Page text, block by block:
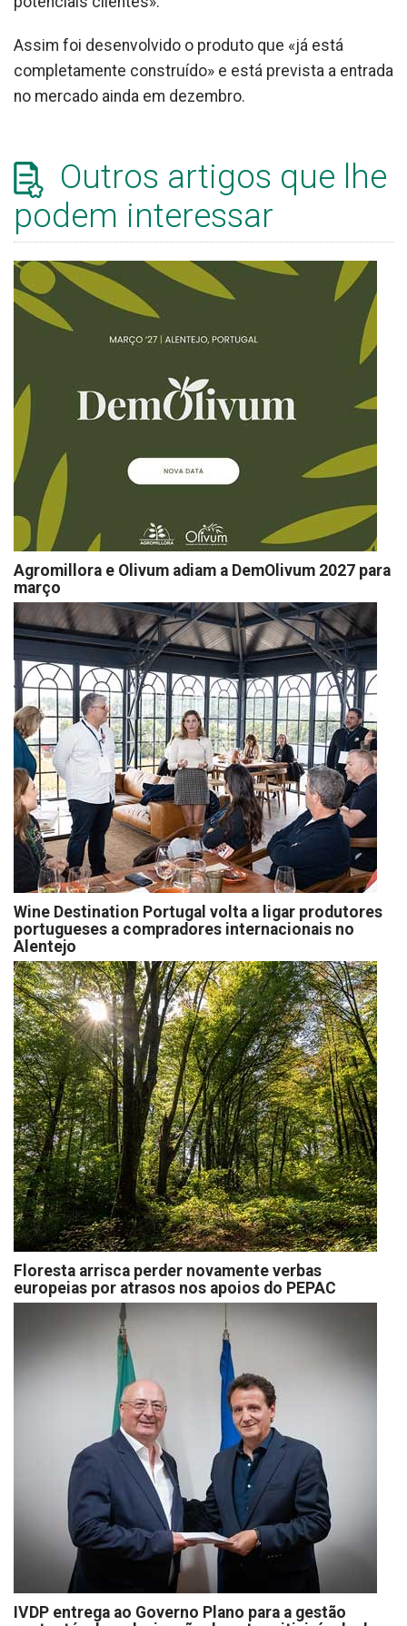
Assim foi desenvolvido o produto que «já está
completamente construído» e está prevista a entrada
no mercado ainda em dezembro.
Outros artigos que lhe
podem interessar
Agromillora e Olivum adiam a DemOlivum 2027 para
março
Wine Destination Portugal volta a ligar produtores
portugueses a compradores internacionais no
Alentejo
Floresta arrisca perder novamente verbas
europeias por atrasos nos apoios do PEPAC
IVDP entrega ao Governo Plano para a gestão